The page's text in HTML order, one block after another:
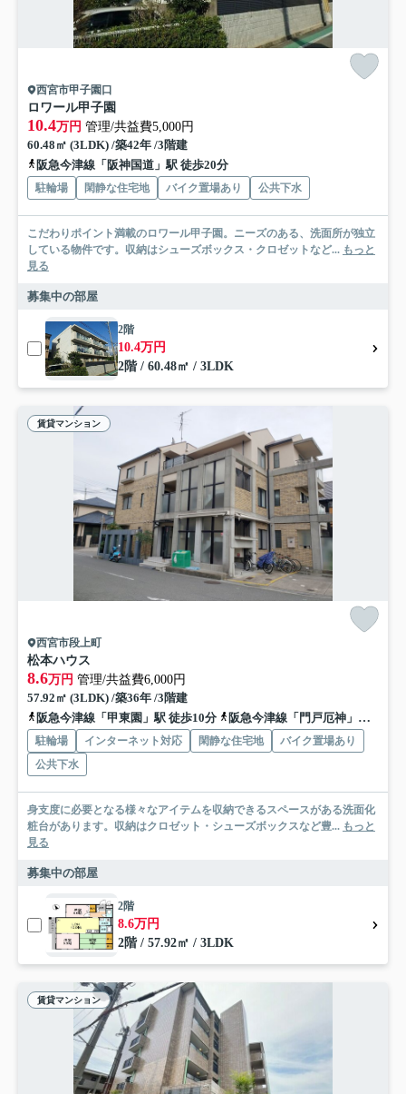
西宮市甲子園口
ロワール甲子園
10.4万円 管理/共益費5,000円
60.48㎡ (3LDK) /築42年 /3階建
阪急今津線「阪神国道」駅 徒歩20分
駐輪場 閑静な住宅地 バイク置場あり 公共下水
こだわりポイント満載のロワール甲子園。ニーズのある、洗面所が独立
している物件です。収納はシューズボックス・クロゼットなど... もっと
見る
募集中の部屋
2階
10.4万円
2階 / 60.48㎡ / 3LDK
賃貸マンション
西宮市段上町
松本ハウス
8.6万円 管理/共益費6,000円
57.92㎡ (3LDK) /築36年 /3階建
阪急今津線「甲東園」駅 徒歩10分
阪急今津線「門戸厄神」駅 徒歩18分
駐輪場 インターネット対応 閑静な住宅地
バイク置場あり
公共下水
身支度に必要となる様々なアイテムを収納できるスペースがある洗面化
粧台があります。収納はクロゼット・シューズボックスなど豊... もっと
見る
募集中の部屋
2階
8.6万円
2階 / 57.92㎡ / 3LDK
賃貸マンション